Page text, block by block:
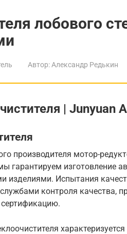
лобового
Автор: Александр Редькин
| Junyuan
производителя мотор-
гарантируем изготовление
изделиями. Испытания
контроля качества,